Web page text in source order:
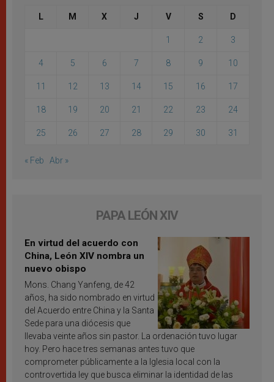
L M X J V S D
1 2 3
4 5 6 7 8 9 10
11 12 13 14 15 16 17
18 19 20 21 22 23 24
25 26 27 28 29 30 31
« Feb Abr »
PAPA LEÓN XIV
En virtud del acuerdo con
China, León XIV nombra un
nuevo obispo
Mons. Chang Yanfeng, de 42
años, ha sido nombrado en virtud
del Acuerdo entre China y la Santa
Sede para una diócesis que
llevaba veinte años sin pastor. La ordenación tuvo lugar
hoy. Pero hace tres semanas antes tuvo que
comprometer públicamente a la Iglesia local con la
controvertida ley que busca eliminar la identidad de las